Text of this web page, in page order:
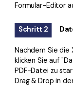
Formular-Editor
Schritt 2
Nachdem Sie die
klicken Sie auf
PDF-Datei zu
Drag & Drop in